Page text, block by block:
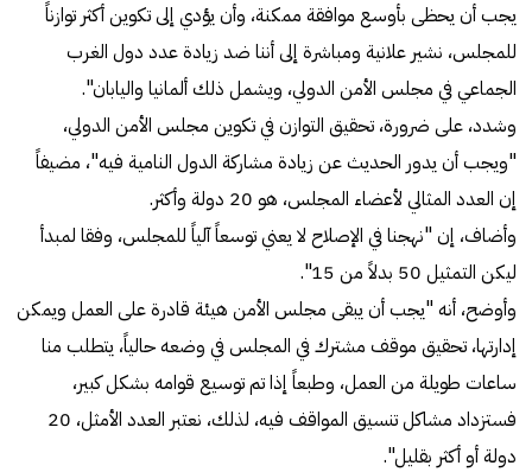
يجب أن يحظى بأوسع موافقة ممكنة، وأن يؤدي إلى تكوين أكثر توازناً
للمجلس، نشير علانية ومباشرة إلى أننا ضد زيادة عدد دول الغرب
الجماعي في مجلس الأمن الدولي، ويشمل ذلك ألمانيا واليابان".
وشدد، على ضرورة، تحقيق التوازن في تكوين مجلس الأمن الدولي،
"ويجب أن يدور الحديث عن زيادة مشاركة الدول النامية فيه"، مضيفاً
إن العدد المثالي لأعضاء المجلس، هو 20 دولة وأكثر.
وأضاف، إن "نهجنا في الإصلاح لا يعني توسعاً آلياً للمجلس، وفقا لمبدأ
ليكن التمثيل 50 بدلاً من 15".
وأوضح، أنه "يجب أن يبقى مجلس الأمن هيئة قادرة على العمل ويمكن
إدارتها، تحقيق موقف مشترك في المجلس في وضعه حالياً، يتطلب منا
ساعات طويلة من العمل، وطبعاً إذا تم توسيع قوامه بشكل كبير،
فستزداد مشاكل تنسيق المواقف فيه، لذلك، نعتبر العدد الأمثل، 20
دولة أو أكثر بقليل".